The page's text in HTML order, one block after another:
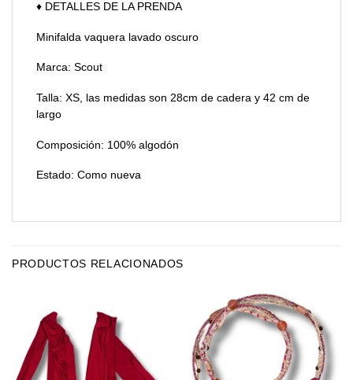
♦ DETALLES DE LA PRENDA
Minifalda vaquera lavado oscuro
Marca: Scout
Talla: XS, las medidas son 28cm de cadera y 42 cm de
largo
Composición: 100% algodón
Estado: Como nueva
PRODUCTOS RELACIONADOS